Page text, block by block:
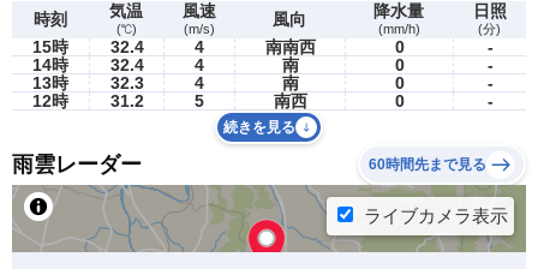
時刻 気温
(℃)
風速
(m/s) 風向 降水量
(mm/h)
日照
(分)
15時 32.4 4 南南西 0
-
14時
32.4 4 南 0
-
13時
32.3 4 南 0
-
12時
31.2 5 南西 0 -
続きを見る
雨雲レーダー 60時間先まで見る